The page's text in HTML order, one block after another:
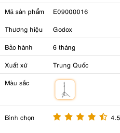
Mã sản phẩm E09000016
Thương hiệu Godox
Bảo hành 6 tháng
Xuất xứ Trung Quốc
Màu sắc
Bình chọn